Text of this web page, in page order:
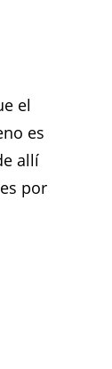
el
es
allí
por